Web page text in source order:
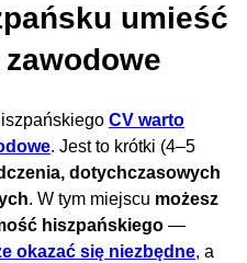
umieść
CV warto
. Jest to krótki (4–5
dotychczasowych
. W tym miejscu możesz
hiszpańskiego —
okazać się niezbędne, a